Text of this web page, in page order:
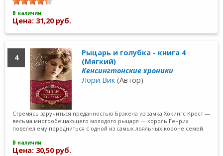
В наличии
Цена: 31,20 руб.
4
Рыцарь и голубка - книга 4
(Мягкий)
Кенсингтонские хроники
Лори Вик (Автор)
Стремясь заручиться преданностью Брэкена из замка Хокингс Крест —
весьма многообещающего молодого рыцаря — король Генрих
повелел ему породниться с одной из самых лояльных короне семей.
В наличии
Цена: 30,50 руб.